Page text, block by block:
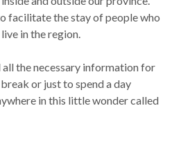
facilitate the stay of people who
in the region.
the necessary information for
or just to spend a day
in this little wonder called